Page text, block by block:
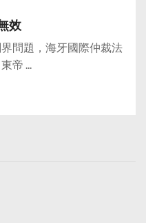
效
問題，海牙國際仲裁法
帝 ...